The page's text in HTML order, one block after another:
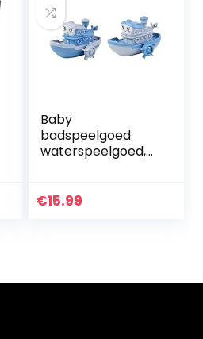
Baby
badspeelgoed
waterspeelgoed,
badspeelgoed
€15.99